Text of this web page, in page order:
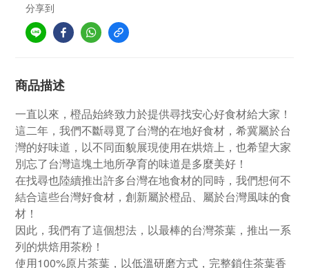
分享到
商品描述
一直以來，橙品始終致力於提供尋找安心好食材給大家！
這二年，我們不斷尋覓了台灣的在地好食材，希冀屬於台
灣的好味道，以不同面貌展現使用在烘焙上，也希望大家
別忘了台灣這塊土地所孕育的味道是多麼美好！
在找尋也陸續推出許多台灣在地食材的同時，我們想何不
結合這些台灣好食材，創新屬於橙品、屬於台灣風味的食
材！
因此，我們有了這個想法，以最棒的台灣茶葉，推出一系
列的烘焙用茶粉！
使用100%原片茶葉，以低溫研磨方式，完整鎖住茶葉香